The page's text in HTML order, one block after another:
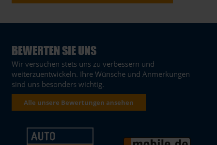
BEWERTEN SIE UNS
Wir versuchen stets uns zu verbessern und
weiterzuentwickeln. Ihre Wünsche und Anmerkungen
sind uns besonders wichtig.
Alle unsere Bewertungen ansehen